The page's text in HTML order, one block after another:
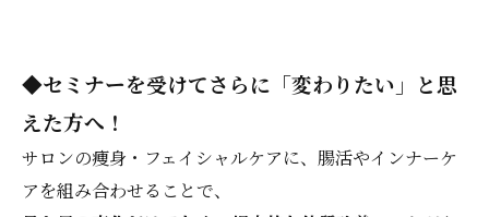
◆セミナーを受けてさらに「変わりたい」と思
えた方へ！
サロンの痩身・フェイシャルケアに、腸活やインナーケ
アを組み合わせることで、